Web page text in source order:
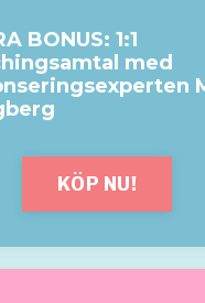
BONUS: 1:1
med
KÖP NU!